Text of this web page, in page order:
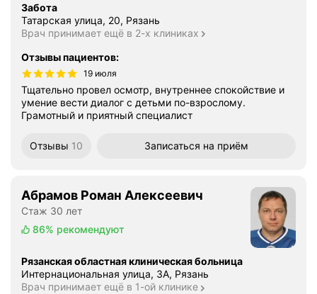
Забота
Татарская улица, 20, Рязань
Врач принимает ещё в 2-х клиниках
Отзывы пациентов:
19 июля
Тщательно провел осмотр, внутреннее спокойствие и
умение вести диалог с детьми по-взрослому.
Грамотный и приятный специалист
Отзывы 10 Записаться на приём
Абрамов Роман Алексеевич
Стаж 30 лет
86% рекомендуют
Рязанская областная клиническая больница
Интернациональная улица, 3А, Рязань
Врач принимает ещё в 1-ой клинике